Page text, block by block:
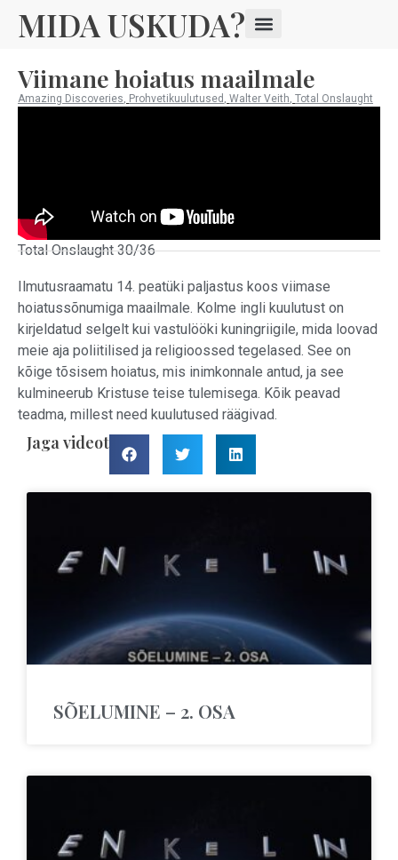
MIDA USKUDA?
Viimane hoiatus maailmale
Amazing Discoveries, Prohvetikuulutused , Walter Veith, Total Onslaught
Total Onslaught 30/36
Ilmutusraamatu 14. peatüki paljastus koos viimase
hoiatussõnumiga maailmale. Kolme ingli kuulutust on
kirjeldatud selgelt kui vastulööki kuningriigile, mida loovad
meie aja poliitilised ja religioossed tegelased. See on
kõige tõsisem hoiatus, mis inimkonnale antud, ja see
kulmineerub Kristuse teise tulemisega. Kõik peavad
teadma, millest need kuulutused räägivad.
Jaga videot
SÕELUMINE – 2. OSA